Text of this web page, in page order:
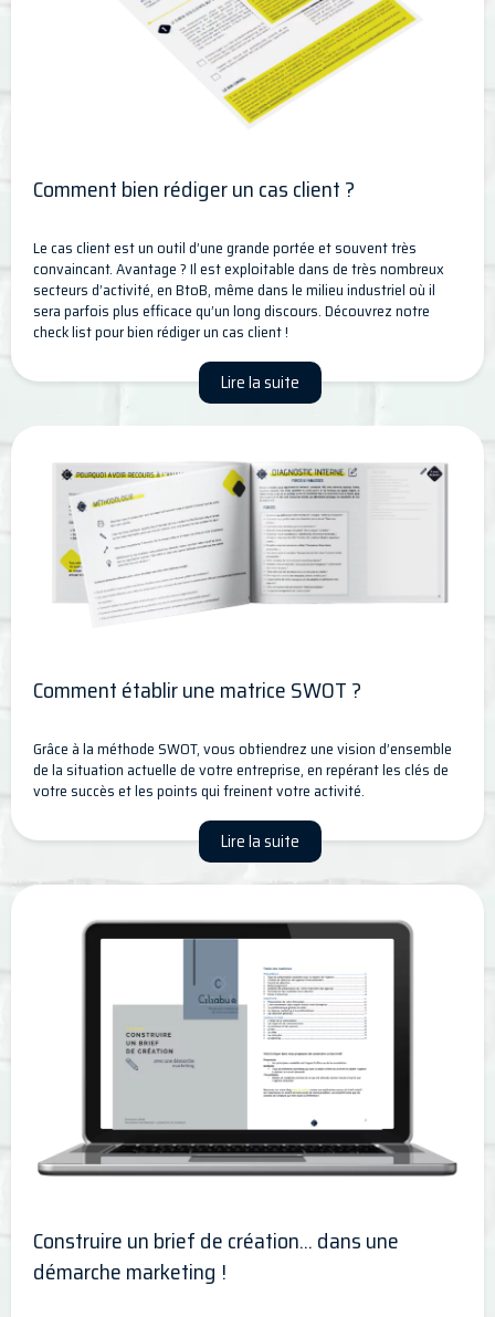
Comment bien rédiger un cas client ?
Le cas client est un outil d’une grande portée et souvent très
convaincant. Avantage ? Il est exploitable dans de très nombreux
secteurs d’activité, en BtoB, même dans le milieu industriel où il
sera parfois plus efficace qu’un long discours. Découvrez notre
check list pour bien rédiger un cas client !
Lire la suite
Comment établir une matrice SWOT ?
Grâce à la méthode SWOT, vous obtiendrez une vision d’ensemble
de la situation actuelle de votre entreprise, en repérant les clés de
votre succès et les points qui freinent votre activité.
Lire la suite
Construire un brief de création... dans une
démarche marketing !